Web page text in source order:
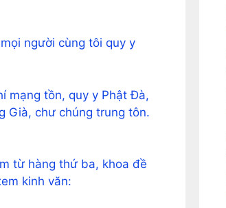
người cùng tôi quy y
mạng tồn, quy y Phật Đà,
Già, chư chúng trung tôn.
từ hàng thứ ba, khoa đề
kinh văn: